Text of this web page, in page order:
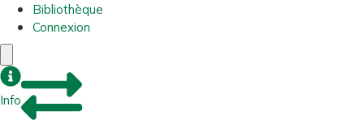
Bibliothèque
Connexion
Info